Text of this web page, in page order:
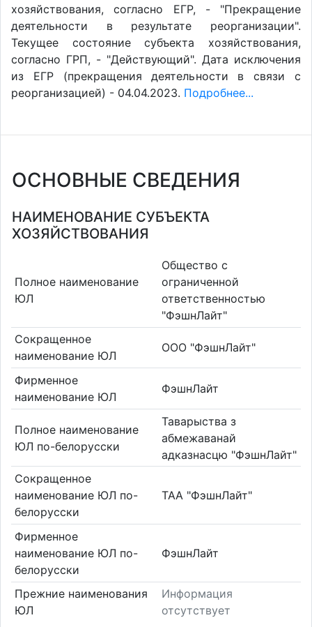
хозяйствования, согласно ЕГР, - "Прекращение
деятельности в результате реорганизации".
Текущее состояние субъекта хозяйствования,
согласно ГРП, - "Действующий". Дата исключения
из ЕГР (прекращения деятельности в связи с
реорганизацией) - 04.04.2023. Подробнее...
ОСНОВНЫЕ СВЕДЕНИЯ
НАИМЕНОВАНИЕ СУБЪЕКТА
ХОЗЯЙСТВОВАНИЯ
Полное наименование
ЮЛ
Общество с
ограниченной
ответственностью
"ФэшнЛайт"
Сокращенное
наименование ЮЛ
ООО "ФэшнЛайт"
Фирменное
наименование ЮЛ
ФэшнЛайт
Полное наименование
ЮЛ по-белорусски
Таварыства з
абмежаванай
адказнасцю "ФэшнЛайт"
Сокращенное
наименование ЮЛ по-
белорусски
ТАА "ФэшнЛайт"
Фирменное
наименование ЮЛ по-
белорусски
ФэшнЛайт
Прежние наименования
ЮЛ
Информация
отсутствует